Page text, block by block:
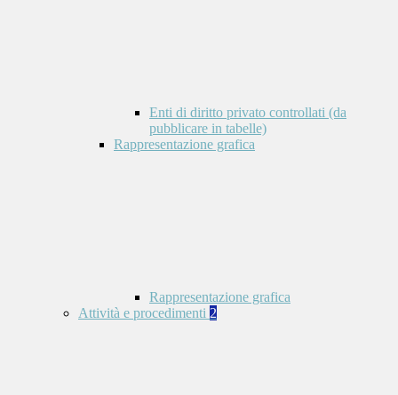
Enti di diritto privato controllati (da
pubblicare in tabelle)
Rappresentazione grafica
Rappresentazione grafica
Attività e procedimenti 2